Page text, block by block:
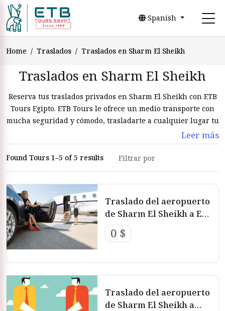
Spanish
Home Traslados Traslados en Sharm El Sheikh
Traslados en Sharm El Sheikh
Reserva tus traslados privados en Sharm El Sheikh con ETB
Tours Egipto. ETB Tours le ofrece un medio transporte con
mucha seguridad y cómodo, trasladarte a cualquier lugar tu
Leer más
Found Tours 1–5 of 5 results
Traslado del aeropuerto
de Sharm El Sheikh a El
Cairo
0 $
Traslado del aeropuerto
de Sharm El Sheikh a